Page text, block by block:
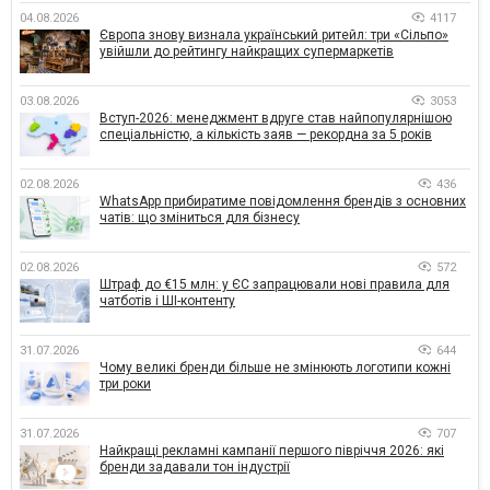
04.08.2026 4117
Європа знову визнала український ритейл: три «Сільпо»
увійшли до рейтингу найкращих супермаркетів
03.08.2026 3053
Вступ-2026: менеджмент вдруге став найпопулярнішою
спеціальністю, а кількість заяв — рекордна за 5 років
02.08.2026 436
WhatsApp прибиратиме повідомлення брендів з основних
чатів: що зміниться для бізнесу
02.08.2026 572
Штраф до €15 млн: у ЄС запрацювали нові правила для
чатботів і ШІ-контенту
31.07.2026 644
Чому великі бренди більше не змінюють логотипи кожні
три роки
31.07.2026 707
Найкращі рекламні кампанії першого півріччя 2026: які
бренди задавали тон індустрії